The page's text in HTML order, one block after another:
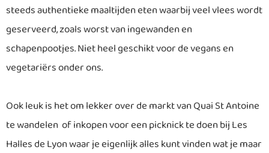
steeds authentieke maaltijden eten waarbij veel vlees wordt
geserveerd, zoals worst van ingewanden en
schapenpootjes. Niet heel geschikt voor de vegans en
vegetariërs onder ons.
Ook leuk is het om lekker over de markt van Quai St Antoine
te wandelen of inkopen voor een picknick te doen bij Les
Halles de Lyon waar je eigenlijk alles kunt vinden wat je maar